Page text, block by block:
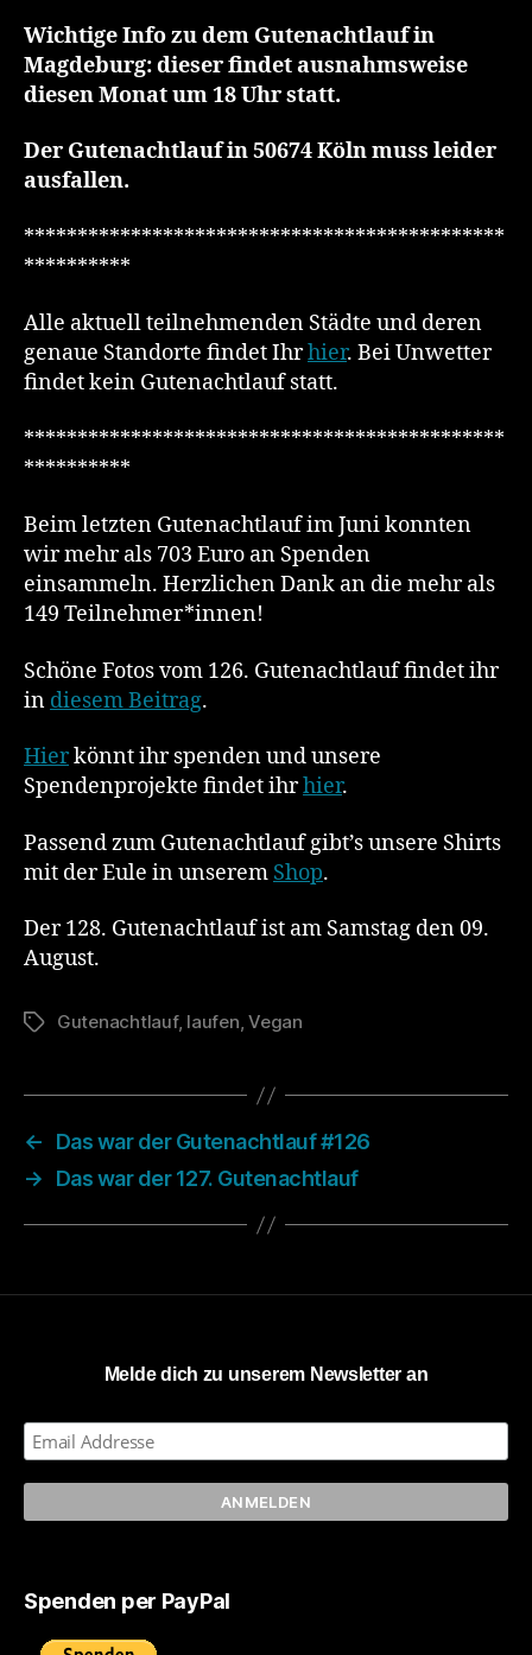
Wichtige Info zu dem Gutenachtlauf in
Magdeburg: dieser findet ausnahmsweise
diesen Monat um 18 Uhr statt.
Der Gutenachtlauf in 50674 Köln muss leider
ausfallen.
*********************************************
**********
Alle aktuell teilnehmenden Städte und deren
genaue Standorte findet Ihrhier. Bei Unwetter
findet kein Gutenachtlauf statt.
*********************************************
**********
Beim letzten Gutenachtlauf im Juni konnten
wir mehr als 703 Euro an Spenden
einsammeln. Herzlichen Dank an die mehr als
149 Teilnehmer*innen!
Schöne Fotos vom 126. Gutenachtlauf findet ihr
in diesem Beitrag.
Hierkönnt ihr spenden und unsere
Spendenprojekte findet ihrhier.
Passend zum Gutenachtlauf gibt’s unsere Shirts
mit der Eule in unserem Shop.
Der 128. Gutenachtlauf ist am Samstag den 09.
August.
Schlagwörter
Gutenachtlauf, laufen,Vegan
←
Das war der Gutenachtlauf #126
→
Das war der 127. Gutenachtlauf
Melde dich zu unserem Newsletter an
Spenden per PayPal